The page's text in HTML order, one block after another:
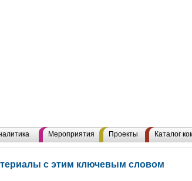
Мероприятия Проекты Каталог
с этим ключевым словом